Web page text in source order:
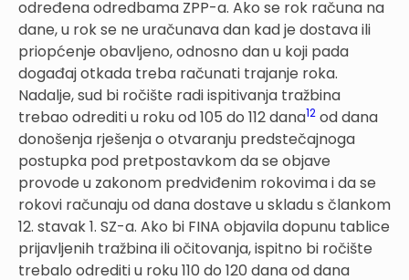
određena odredbama ZPP-a. Ako se rok računa na
dane, u rok se ne uračunava dan kad je dostava ili
priopćenje obavljeno, odnosno dan u koji pada
događaj otkada treba računati trajanje roka.
Nadalje, sud bi ročište radi ispitivanja tražbina
trebao odrediti u roku od 105 do 112 dana12 od dana
donošenja rješenja o otvaranju predstečajnoga
postupka pod pretpostavkom da se objave
provode u zakonom predviđenim rokovima i da se
rokovi računaju od dana dostave u skladu s člankom
12. stavak 1. SZ-a. Ako bi FINA objavila dopunu tablice
prijavljenih tražbina ili očitovanja, ispitno bi ročište
trebalo odrediti u roku 110 do 120 dana od dana